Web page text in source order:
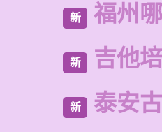
新 福州
新 吉他
新 泰安